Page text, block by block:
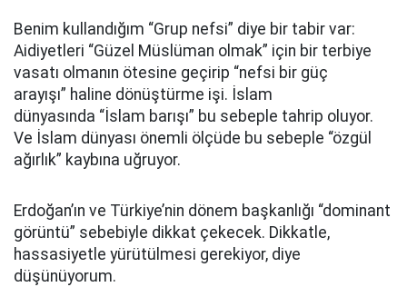
Benim kullandığım “Grup nefsi” diye bir tabir var:
Aidiyetleri “Güzel Müslüman olmak” için bir terbiye
vasatı olmanın ötesine geçirip “nefsi bir güç
arayışı” haline dönüştürme işi. İslam
dünyasında “İslam barışı” bu sebeple tahrip oluyor.
Ve İslam dünyası önemli ölçüde bu sebeple “özgül
ağırlık” kaybına uğruyor.
Erdoğan’ın ve Türkiye’nin dönem başkanlığı “dominant
görüntü” sebebiyle dikkat çekecek. Dikkatle,
hassasiyetle yürütülmesi gerekiyor, diye
düşünüyorum.